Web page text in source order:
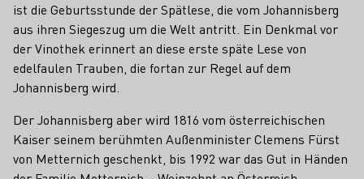
ist die Geburtsstunde der Spätlese, die vom Johannisberg
aus ihren Siegeszug um die Welt antritt. Ein Denkmal vor
der Vinothek erinnert an diese erste späte Lese von
edelfaulen Trauben, die fortan zur Regel auf dem
Johannisberg wird.
Der Johannisberg aber wird 1816 vom österreichischen
Kaiser seinem berühmten Außenminister Clemens Fürst
von Metternich geschenkt, bis 1992 war das Gut in Händen